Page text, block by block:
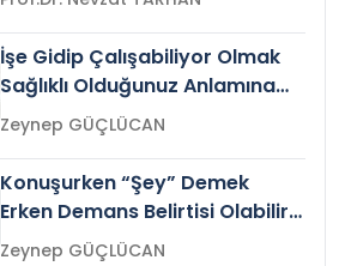
İşe Gidip Çalışabiliyor Olmak
Sağlıklı Olduğunuz Anlamına
Gelir mi?Zeynep GÜÇLÜCAN
Konuşurken “Şey” Demek
Erken Demans Belirtisi Olabilir
mi?
Zeynep GÜÇLÜCAN